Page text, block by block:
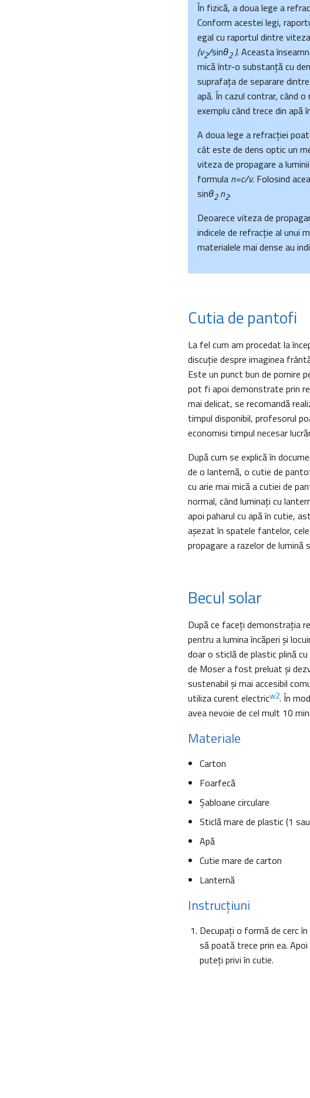
În fizică, a doua lege a
Conform acestei legi,
egal cu raportul dintre
(v2/sinθ2). Aceasta
mică într-o substanţă cu
suprafaţa de separare
apă. În cazul contrar, când
exemplu când trece din apă
A doua lege a refracţiei
cât este de dens optic un
viteza de propagare a
formula n=c/v. Folosind
sinθ2n2.
Deoarece viteza de
indicele de refracţie al unui
materialele mai dense au
Cutia de pantofi
La fel cum am procedat la
discuţie despre imaginea
Este un punct bun de pornire
pot fi apoi demonstrate prin
mai delicat, se recomandă
timpul disponibil, profesorul
economisi timpul necesar
După cum se explică în
de o lanternă, o cutie de
cu arie mai mică a cutiei de
normal, când luminaţi cu
apoi paharul cu apă în cutie,
aşezat în spatele fantelor,
propagare a razelor de lumină
Becul solar
După ce faceţi demonstraţia
pentru a lumina încăperi şi
doar o sticlă de plastic plină
de Moser a fost preluat şi
sustenabil şi mai accesibil
utiliza curent electricw2. În
avea nevoie de cel mult 10
Materiale
Carton
Foarfecă
Şabloane circulare
Sticlă mare de plastic (1
Apă
Cutie mare de carton
Lanternă
Instrucţiuni
Decupaţi o formă de cerc
să poată trece prin ea.
puteţi privi în cutie.